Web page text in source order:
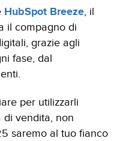
HubSpot Breeze, il
il compagno di
grazie agli
fase, dal
per utilizzarli
di vendita, non
saremo al tuo fianco